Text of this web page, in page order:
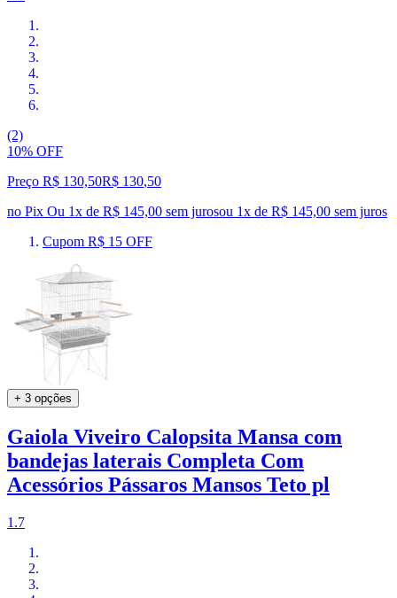
(2)
10% OFF
Preço R$ 130,50R$ 130,50
no Pix Ou 1x de R$ 145,00 sem jurosou 1x de R$ 145,00 sem juros
Cupom R$ 15 OFF
+ 3 opções
Gaiola Viveiro Calopsita Mansa com
bandejas laterais Completa Com
Acessórios Pássaros Mansos Teto pl
1.7